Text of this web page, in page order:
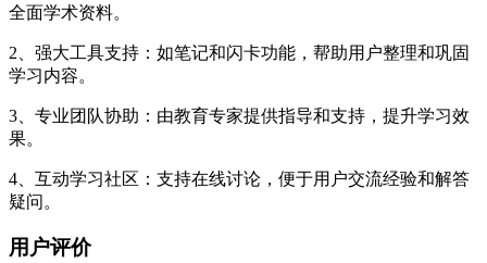
全面学术资料。
2、强大工具支持：如笔记和闪卡功能，帮助用户整理和巩固
学习内容。
3、专业团队协助：由教育专家提供指导和支持，提升学习效
果。
4、互动学习社区：支持在线讨论，便于用户交流经验和解答
疑问。
用户评价